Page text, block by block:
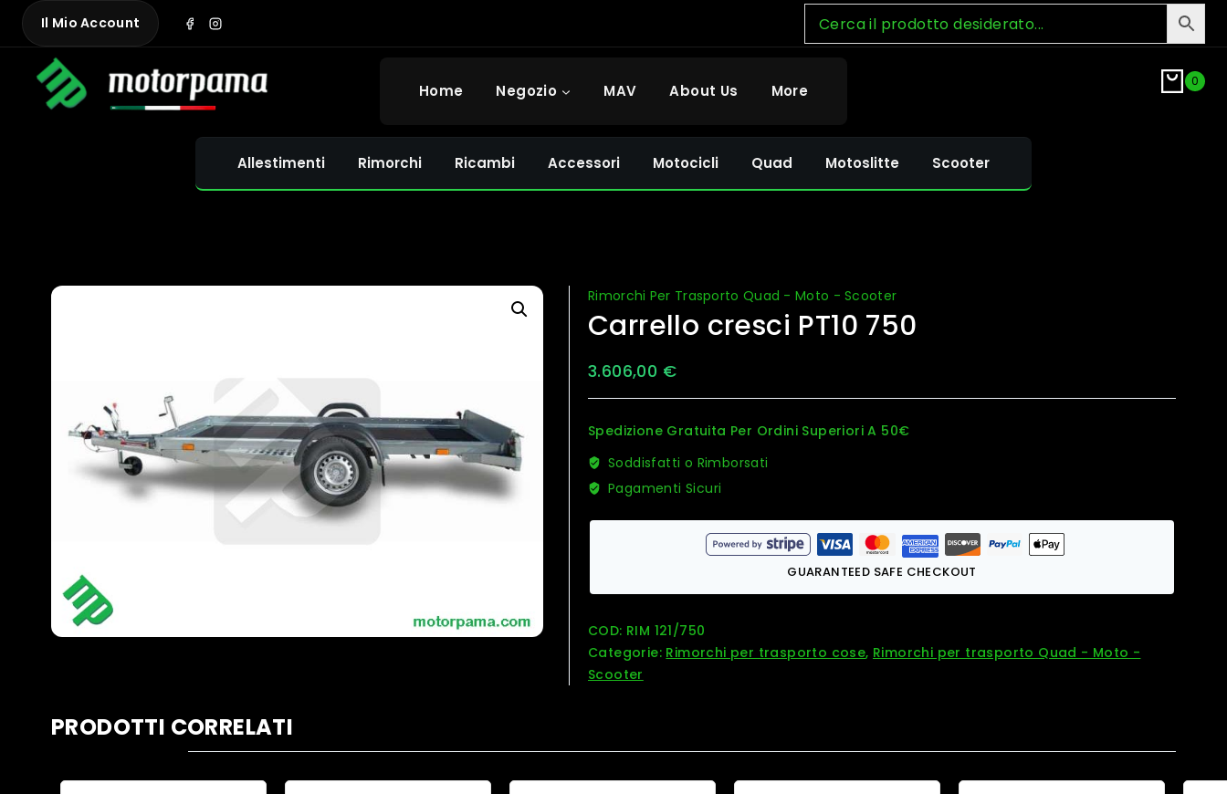
Skip
content
Il Mio Account
Home Negozio MAV About Us More
0
Allestimenti Rimorchi Ricambi Accessori Motocicli Quad Motoslitte Scooter
Rimorchi Per Trasporto Quad - Moto - Scooter
Carrello cresci PT10 750
3.606,00 €
Spedizione Gratuita Per Ordini Superiori A 50€
Soddisfatti o Rimborsati
Pagamenti Sicuri
GUARANTEED SAFE CHECKOUT
COD: RIM 121/750
Categorie: Rimorchi per trasporto cose, Rimorchi per trasporto Quad - Moto -
Scooter
PRODOTTI CORRELATI